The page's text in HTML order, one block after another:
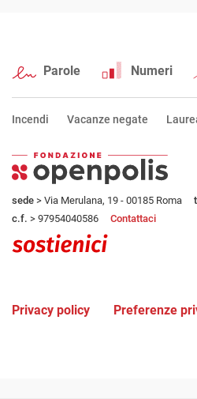
Parole Numeri
Incendi Vacanze negate
sede > Via Merulana, 19 - 00185 Roma
c.f. > 97954040586 Contattaci
Privacy policy Preferenze